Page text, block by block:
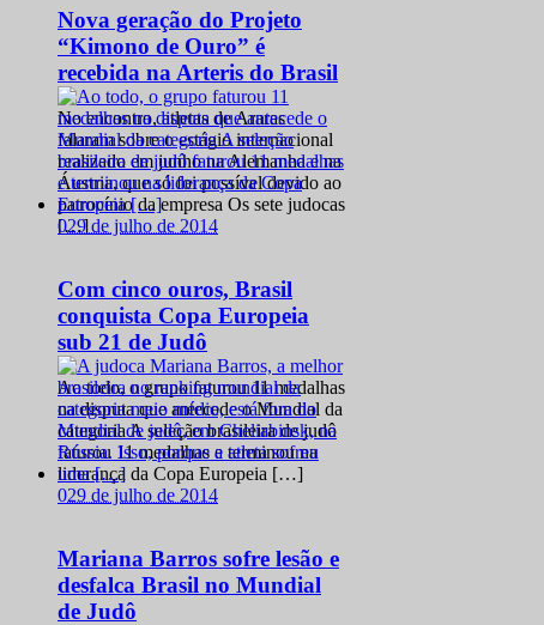
Nova geração do Projeto
“Kimono de Ouro” é
recebida na Arteris do Brasil
No encontro, atletas de Araras
falaram sobre o estágio internacional
realizado em junho na Alemanha e na
Áustria, que só foi possível devido ao
patrocínio da empresa Os sete judocas
[…]
029 de julho de 2014
Com cinco ouros, Brasil
conquista Copa Europeia
sub 21 de Judô
Ao todo, o grupo faturou 11 medalhas
na disputa que antecede o Mundial da
categoria A seleção brasileira de judô
faturou 11 medalhas e terminou na
liderança da Copa Europeia […]
029 de julho de 2014
Mariana Barros sofre lesão e
desfalca Brasil no Mundial
de Judô